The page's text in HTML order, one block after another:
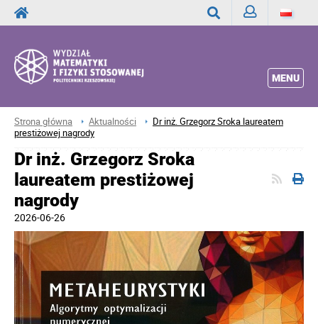
MENU
Strona główna Aktualności
Dr inż. Grzegorz Sroka laureatem
prestiżowej nagrody
Dr inż. Grzegorz Sroka
laureatem prestiżowej
nagrody
2026-06-26